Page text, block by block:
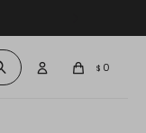
$ 0